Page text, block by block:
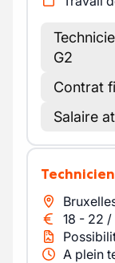
G2
Contrat
Salaire
18 - 22 /
A plein